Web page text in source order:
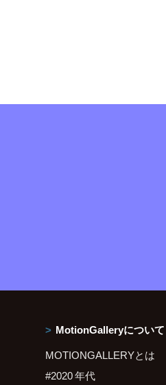
MotionGalleryについて
MOTIONGALLERYとは
#2020 年代